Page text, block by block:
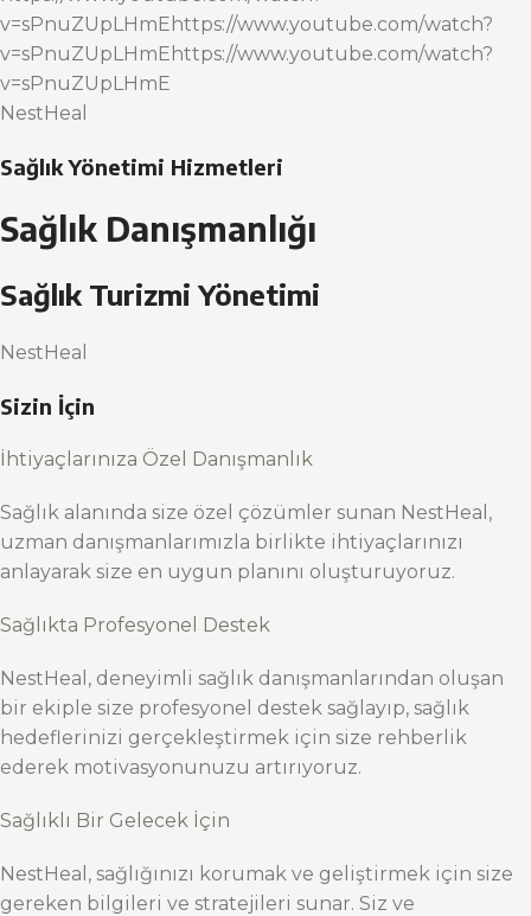
v=sPnuZUpLHmEhttps://www.youtube.com/watch?
v=sPnuZUpLHmEhttps://www.youtube.com/watch?
v=sPnuZUpLHmE
NestHeal
Sağlık Yönetimi Hizmetleri
Sağlık Danışmanlığı
Sağlık Turizmi Yönetimi
NestHeal
Sizin İçin
İhtiyaçlarınıza Özel Danışmanlık
Sağlık alanında size özel çözümler sunan NestHeal,
uzman danışmanlarımızla birlikte ihtiyaçlarınızı
anlayarak size en uygun planını oluşturuyoruz.
Sağlıkta Profesyonel Destek
NestHeal, deneyimli sağlık danışmanlarından oluşan
bir ekiple size profesyonel destek sağlayıp, sağlık
hedeflerinizi gerçekleştirmek için size rehberlik
ederek motivasyonunuzu artırıyoruz.
Sağlıklı Bir Gelecek İçin
NestHeal, sağlığınızı korumak ve geliştirmek için size
gereken bilgileri ve stratejileri sunar. Siz ve